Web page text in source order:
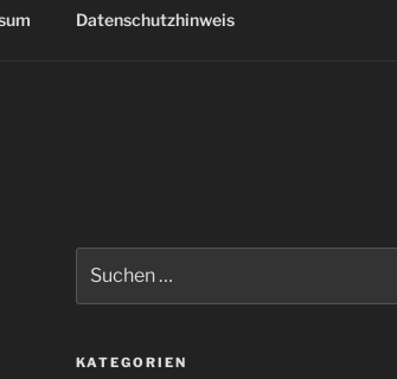
Datenschutzhinweis
nach:
KATEGORIEN